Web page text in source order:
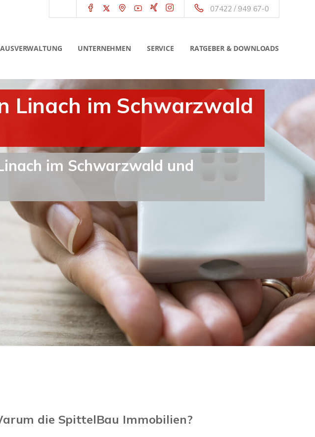
07422 / 949 67-0
UNTERNEHMEN SERVICE RATGEBER & DOWNLOADS
Linach im Schwarzwald
im Schwarzwald und
die SpittelBau Immobilien?